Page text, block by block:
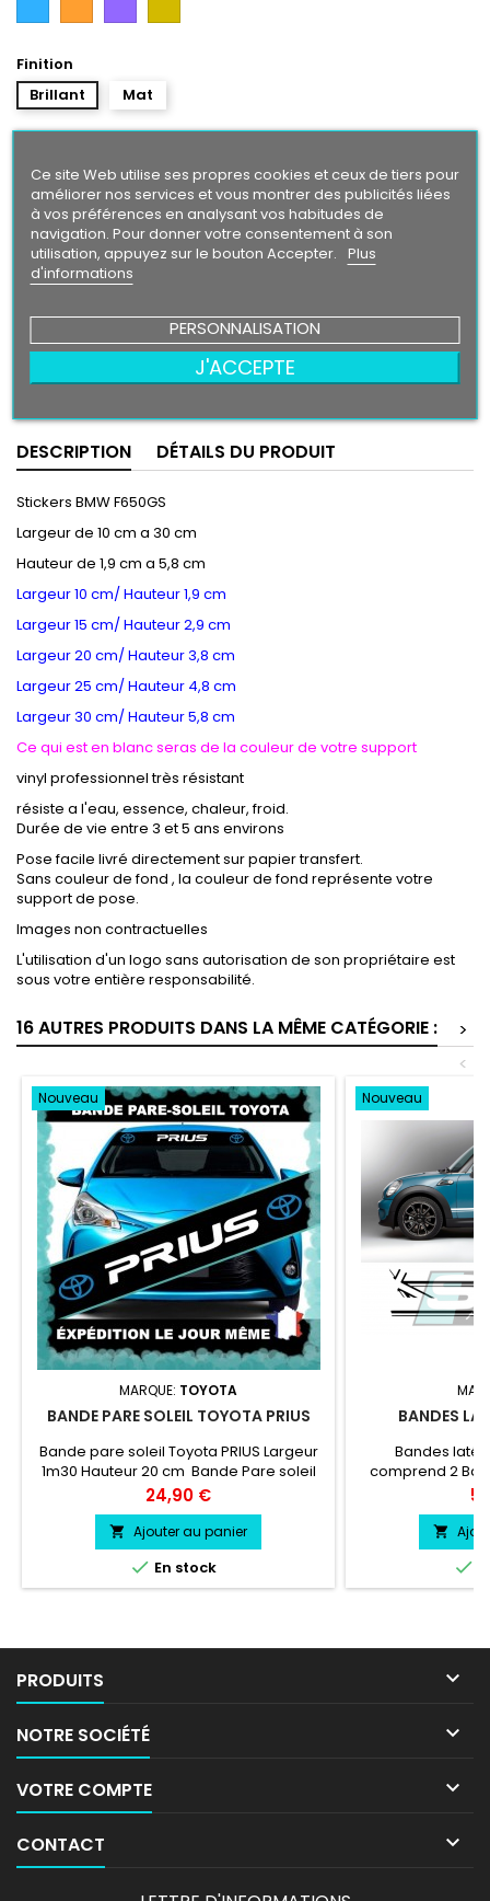
Intense
Finition
Brillant
Mat
4,50 €
DESCRIPTION DÉTAILS DU PRODUIT
Stickers BMW F650GS
Largeur de 10 cm a 30 cm
Hauteur de 1,9 cm a 5,8 cm
Largeur 10 cm/ Hauteur 1,9 cm
Largeur 15 cm/ Hauteur 2,9 cm
Largeur 20 cm/ Hauteur 3,8 cm
Largeur 25 cm/ Hauteur 4,8 cm
Largeur 30 cm/ Hauteur 5,8 cm
Ce qui est en blanc seras de la couleur de votre support
vinyl professionnel très résistant
résiste a l'eau, essence, chaleur, froid.
Durée de vie entre 3 et 5 ans environs
Pose facile livré directement sur papier transfert.
Sans couleur de fond , la couleur de fond représente votre
support de pose.
Images non contractuelles
L'utilisation d'un logo sans autorisation de son propriétaire est
sous votre entière responsabilité.
16 AUTRES PRODUITS DANS LA MÊME CATÉGORIE :
>
<
Nouveau
MARQUE: TOYOTA
BANDE PARE SOLEIL TOYOTA PRIUS
Bande pare soleil Toyota PRIUS Largeur
1m30 Hauteur 20 cm Bande Pare soleil
couleur au choix Logo Toyota
PRIUS couleur au choix
Prix
24,90 €
 Ajouter au panier
 En stock
Nouveau
BANDES
Bandes
comprend 2
Couleur au
très


PRODUITS 
NOTRE SOCIÉTÉ 
VOTRE COMPTE 
CONTACT 
Ce site Web utilise ses propres cookies et ceux de tiers pour
améliorer nos services et vous montrer des publicités liées
à vos préférences en analysant vos habitudes de
navigation. Pour donner votre consentement à son
utilisation, appuyez sur le bouton Accepter. Plus
d'informations
PERSONNALISATION
J'ACCEPTE